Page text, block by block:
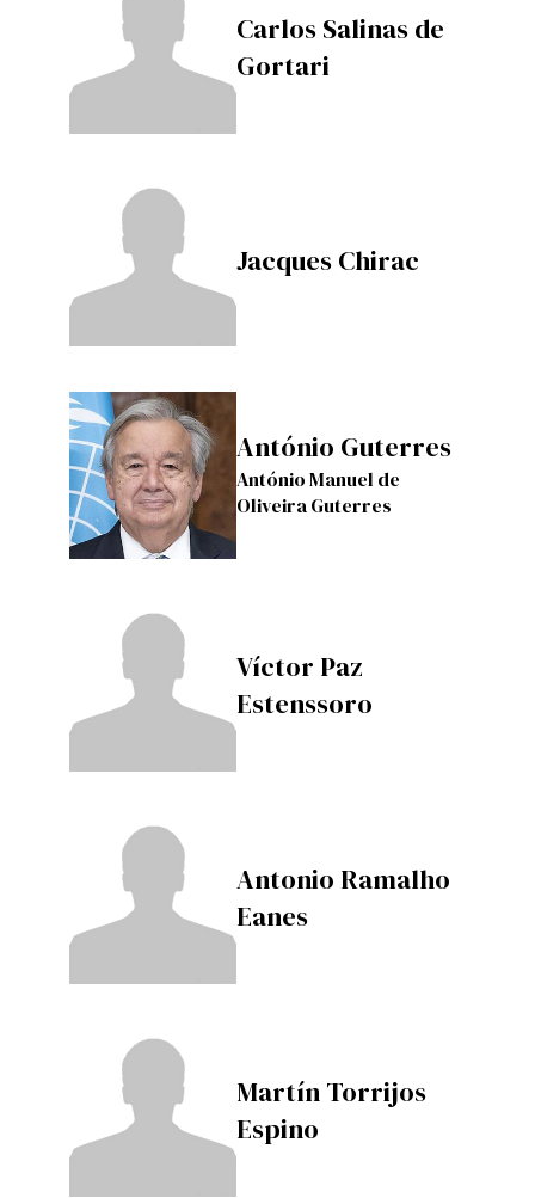
Carlos Salinas de
Gortari
Jacques Chirac
António Guterres
António Manuel de
Oliveira Guterres
Víctor Paz
Estenssoro
Antonio Ramalho
Eanes
Martín Torrijos
Espino